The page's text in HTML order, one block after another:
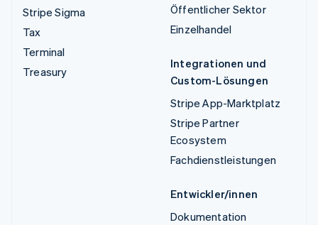
Stripe Sigma
Tax
Terminal
Treasury
Öffentlicher Sektor
Einzelhandel
Integrationen und
Custom-Lösungen
Stripe App-Marktplatz
Stripe Partner
Ecosystem
Fachdienstleistungen
Entwickler/innen
Dokumentation